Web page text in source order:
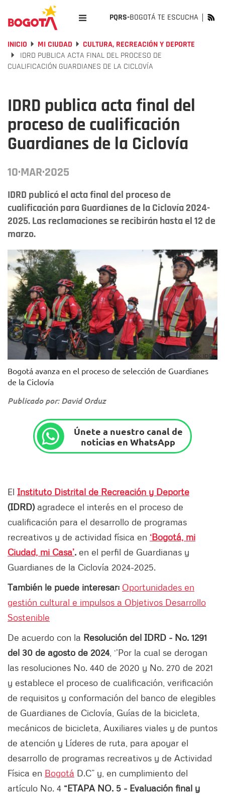
PQRS-BOGOTÁ TE ESCUCHA
INICIO MI CIUDAD
CULTURA, RECREACIÓN Y DEPORTE
IDRD PUBLICA ACTA FINAL DEL PROCESO DE
CUALIFICACIÓN GUARDIANES DE LA CICLOVÍA
IDRD publica acta final del
proceso de cualificación
Guardianes de la Ciclovía
10·MAR·2025
IDRD publicó el acta final del proceso de
cualificación para Guardianes de la Ciclovía 2024-
2025. Las reclamaciones se recibirán hasta el 12 de
marzo.
Foto: IDRD
Bogotá avanza en el proceso de selección de Guardianes
de la Ciclovía
Publicado por: David Orduz
Únete a nuestro canal de
noticias en WhatsApp
El Instituto Distrital de Recreación y Deporte
(IDRD) agradece el interés en el proceso de
cualificación para el desarrollo de programas
recreativos y de actividad física en ‘Bogotá, mi
Ciudad, mi Casa’. en el perfil de Guardianas y
Guardianes de la Ciclovía 2024-2025.
También le puede interesar: Oportunidades en
gestión cultural e impulsos a Objetivos Desarrollo
Sostenible
De acuerdo con la Resolución del IDRD - No. 1291
del 30 de agosto de 2024, ‘’Por la cual se derogan
las resoluciones No. 440 de 2020 y No. 270 de 2021
y establece el proceso de cualificación, verificación
de requisitos y conformación del banco de elegibles
de Guardianes de Ciclovía, Guías de la bicicleta,
mecánicos de bicicleta, Auxiliares viales y de puntos
de atención y Líderes de ruta, para apoyar el
desarrollo de programas recreativos y de Actividad
Física en Bogotá D.C” y, en cumplimiento del
artículo No. 4 “ETAPA NO. 5 - Evaluación final y